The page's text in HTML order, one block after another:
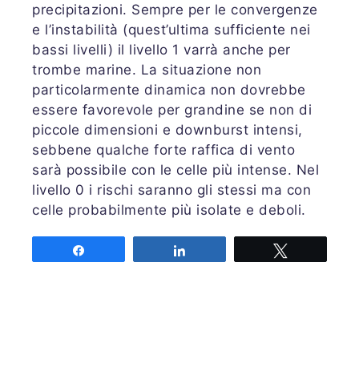
precipitazioni. Sempre per le convergenze
e l’instabilità (quest’ultima sufficiente nei
bassi livelli) il livello 1 varrà anche per
trombe marine. La situazione non
particolarmente dinamica non dovrebbe
essere favorevole per grandine se non di
piccole dimensioni e downburst intensi,
sebbene qualche forte raffica di vento
sarà possibile con le celle più intense. Nel
livello 0 i rischi saranno gli stessi ma con
celle probabilmente più isolate e deboli.